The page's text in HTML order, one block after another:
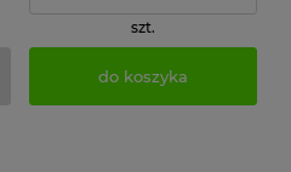
szt.
do koszyka